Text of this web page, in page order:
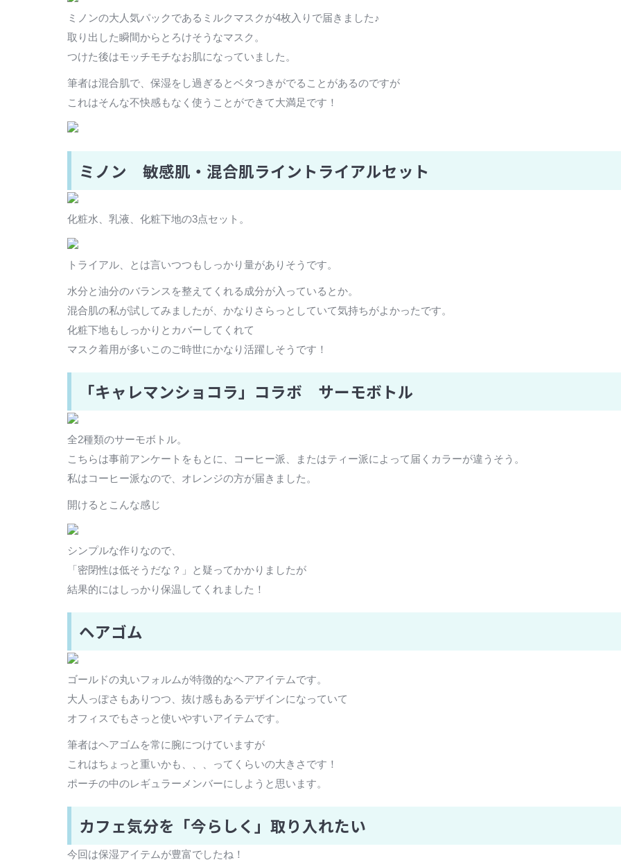
ミノンの大人気パックであるミルクマスクが4枚入りで届きました♪
取り出した瞬間からとろけそうなマスク。
つけた後はモッチモチなお肌になっていました。
筆者は混合肌で、保湿をし過ぎるとベタつきがでることがあるのですが
これはそんな不快感もなく使うことができて大満足です！
ミノン 敏感肌・混合肌ライントライアルセット
化粧水、乳液、化粧下地の3点セット。
トライアル、とは言いつつもしっかり量がありそうです。
水分と油分のバランスを整えてくれる成分が入っているとか。
混合肌の私が試してみましたが、かなりさらっとしていて気持ちがよかったです。
化粧下地もしっかりとカバーしてくれて
マスク着用が多いこのご時世にかなり活躍しそうです！
「キャレマンショコラ」コラボ サーモボトル
全2種類のサーモボトル。
こちらは事前アンケートをもとに、コーヒー派、またはティー派によって届くカラーが違うそう。
私はコーヒー派なので、オレンジの方が届きました。
開けるとこんな感じ
シンプルな作りなので、
「密閉性は低そうだな？」と疑ってかかりましたが
結果的にはしっかり保温してくれました！
ヘアゴム
ゴールドの丸いフォルムが特徴的なヘアアイテムです。
大人っぽさもありつつ、抜け感もあるデザインになっていて
オフィスでもさっと使いやすいアイテムです。
筆者はヘアゴムを常に腕につけていますが
これはちょっと重いかも、、、ってくらいの大きさです！
ポーチの中のレギュラーメンバーにしようと思います。
カフェ気分を「今らしく」取り入れたい
今回は保湿アイテムが豊富でしたね！